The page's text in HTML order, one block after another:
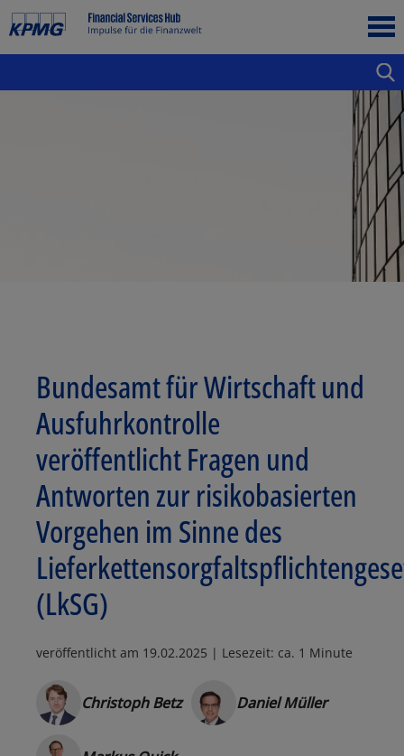
Bundesamt für Wirtschaft und
Ausfuhrkontrolle
veröffentlicht Fragen und
Antworten zur risikobasierten
Vorgehen im Sinne des
(LkSG)
veröffentlicht am 19.02.2025 | Lesezeit: ca. 1 Minute
Christoph Betz Daniel Müller